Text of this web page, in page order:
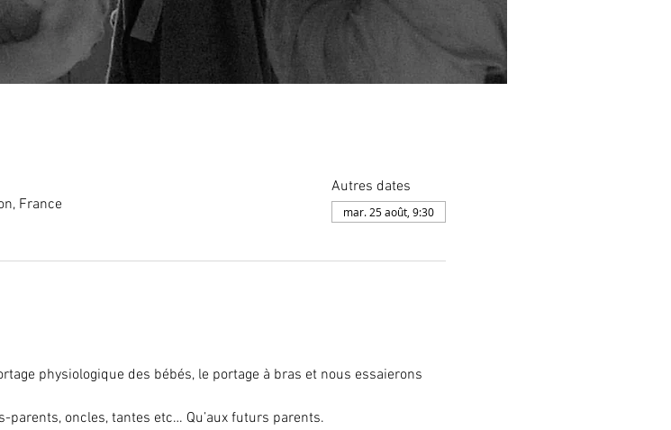
France
Autres dates
mar. 25 août, 9:30
physiologique des bébés, le portage à bras et nous essaierons
parents, oncles, tantes etc… Qu’aux futurs parents.